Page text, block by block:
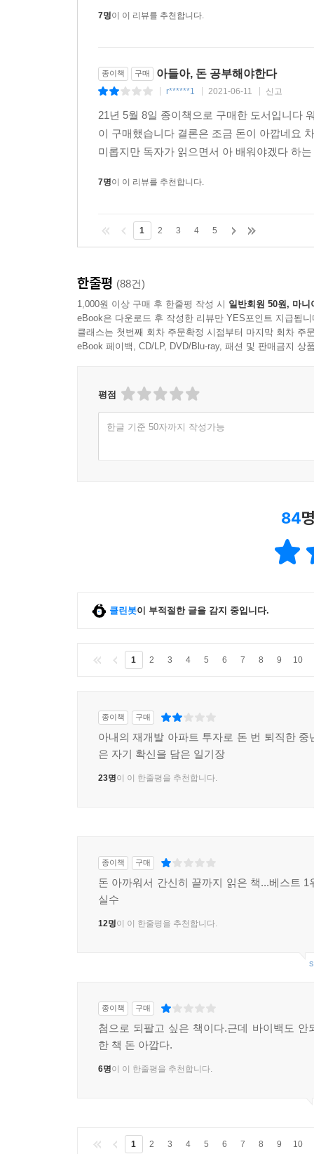
7명이 이 리뷰를 추천합니다.
종이책 구매 아들아, 돈 공부해야한다
r******1 2021-06-11 신고
21년 5월 8일 종이책으로 구매한 도서입니다
이 구매했습니다 결론은 조금 돈이 아깝네요
미롭지만 독자가 읽으면서 아 배워야겠다 하
7명이 이 리뷰를 추천합니다.
1 2 3 4 5
한줄평 (88건)
1,000원 이상 구매 후 한줄평 작성 시 일반회원 50원, 마니
eBook은 다운로드 후 작성한 리뷰만 YES포인트 지급됩니
클래스는 첫번째 회차 주문확정 시점부터 마지막 회차 주
eBook 페이백, CD/LP, DVD/Blu-ray, 패션 및 판매금지 상
평점
한글 기준 50자까지 작성가능
84
클린봇이 부적절한 글을 감지 중입니다.
1 2 3 4 5 6 7 8 9 10
종이책 구매
아내의 재개발 아파트 투자로 돈 번 퇴직한 중
은 자기 확신을 담은 일기장
23명이 이 한줄평을 추천합니다.
종이책 구매
돈 아까워서 간신히 끝까지 읽은 책...베스트 1
실수
12명이 이 한줄평을 추천합니다.
종이책 구매
첨으로 되팔고 싶은 책이다.근데 바이백도 안
한 책 돈 아깝다.
6명이 이 한줄평을 추천합니다.
1 2 3 4 5 6 7 8 9 10